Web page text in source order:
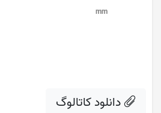
mm
دانلود کاتالوگ